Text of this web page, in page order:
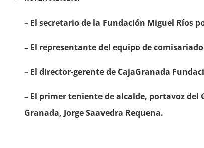
– El secretario de la Fundación Miguel Ríos
– El representante del equipo de
– El director-gerente de CajaGranada
– El primer teniente de alcalde, portavoz
Granada, Jorge Saavedra Requena.